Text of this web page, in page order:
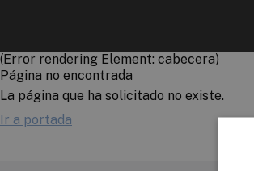
(Error rendering Element: cabecera)
Página no encontrada
La página que ha solicitado no existe.
Ir a portada